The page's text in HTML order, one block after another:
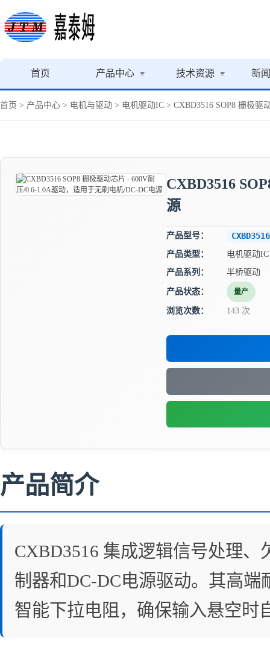
首页 产品中心 技术资源 新
首页 > 产品中心 > 电机与驱动 > 电机驱动IC > CXBD3516 SOP8 栅极驱
CXBD3516
源
产品型号： CXBD3516
产品类型：
电机驱动IC
产品系列：
半桥驱动
产品状态： 量产
浏览次数： 143 次
产品简介
CXBD3516 集成逻辑信号处理
制器和DC-DC电源驱动。其高
智能下拉电阻，确保输入悬空时